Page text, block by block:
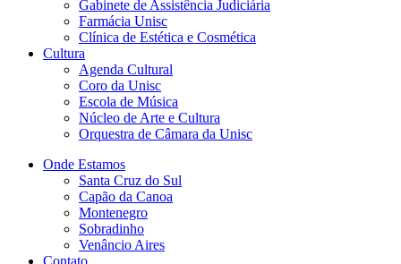
Gabinete de Assistência Judiciária
Farmácia Unisc
Clínica de Estética e Cosmética
Cultura
Agenda Cultural
Coro da Unisc
Escola de Música
Núcleo de Arte e Cultura
Orquestra de Câmara da Unisc
Onde Estamos
Santa Cruz do Sul
Capão da Canoa
Montenegro
Sobradinho
Venâncio Aires
Contato